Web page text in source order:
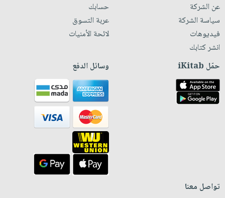
عن الشركة
سياسة الشركة
فيديوهات
انشر كتابك
حسابك
عربة التسوق
لائحة الأمنيات
حمّل iKitab وسائل الدفع
تواصل معنا